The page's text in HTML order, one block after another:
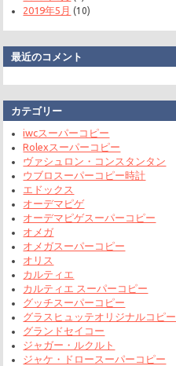
2019年5月 (10)
最近のコメント
カテゴリー
iwcスーパーコピー
Rolexスーパーコピー
ヴァシュロン・コンスタンタン
ウブロスーパーコピー時計
エドックス
オーデマピゲ
オーデマピゲスーパーコピー
オメガ
オメガスーパーコピー
オリス
カルティエ
カルティエ スーパーコピー
グッチスーパーコピー
グラスヒュッテオリジナルコピー
グランドセイコー
ジャガー・ルクルト
ジャケ・ドロースーパーコピー